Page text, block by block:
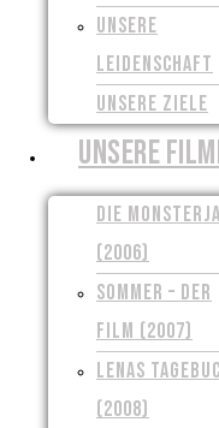
UNSERE
LEIDENSCHAFT
UNSERE ZIELE
UNSERE
DIE
(2006)
SOMMER – DER
FILM (2007)
LENAS
(2008)